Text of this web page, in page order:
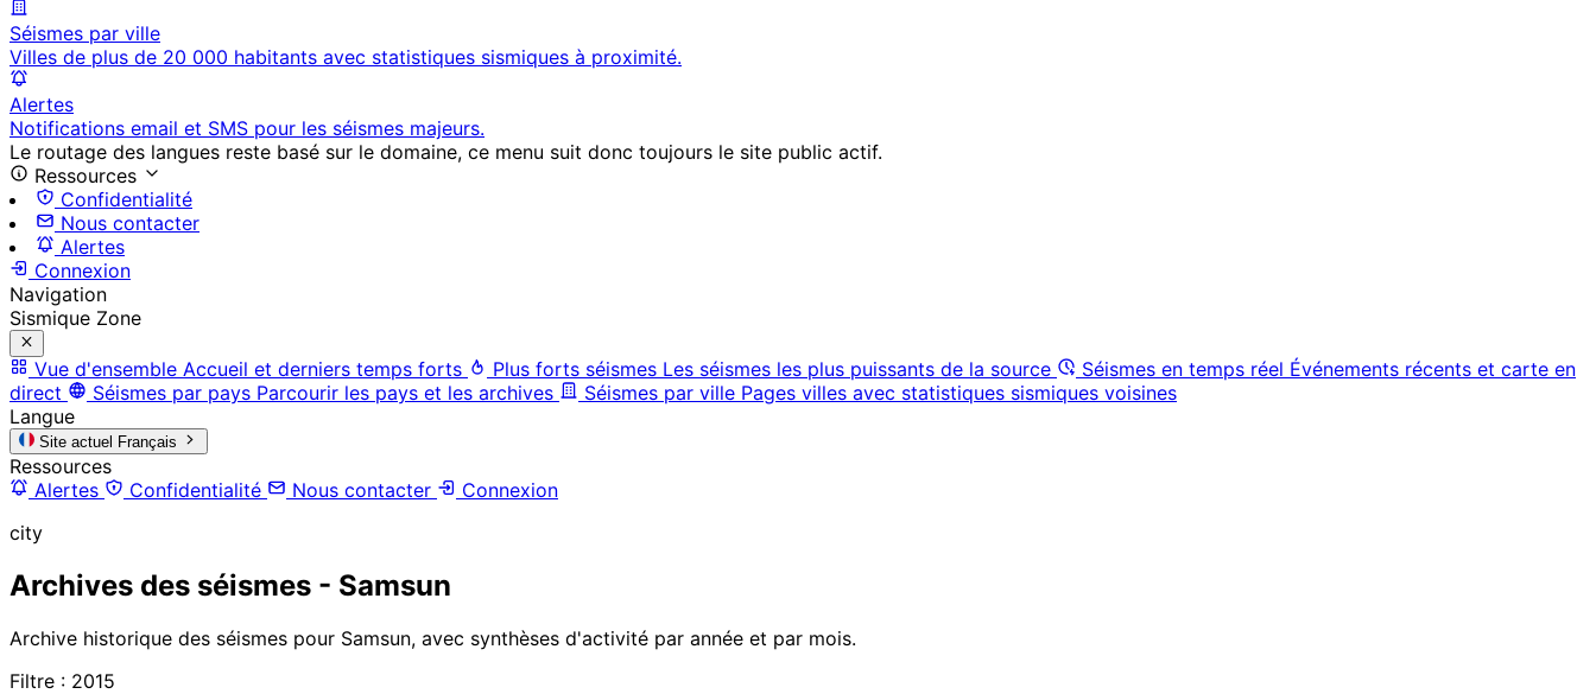
Séismes par ville
Villes de plus de 20 000 habitants avec statistiques sismiques à proximité.
Alertes
Notifications email et SMS pour les séismes majeurs.
Le routage des langues reste basé sur le domaine, ce menu suit donc toujours le site public actif.
Ressources
Confidentialité
Nous contacter
Alertes
Connexion
Navigation
Sismique Zone
Vue d'ensemble Accueil et derniers temps forts Plus forts séismes Les séismes les plus puissants de la source Séismes en temps réel Événements récents et carte en
direct
Séismes par pays Parcourir les pays et les archives Séismes par ville Pages villes avec statistiques sismiques voisines
Langue
Site actuel Français
Ressources
Alertes
Confidentialité Nous contacter
Connexion
city
Archives des séismes - Samsun
Archive historique des séismes pour Samsun, avec synthèses d'activité par année et par mois.
Filtre : 2015